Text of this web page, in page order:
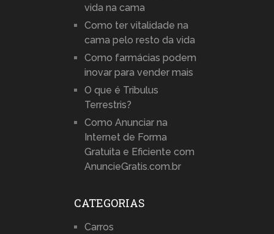
vida na cama
Como ter vitalidade na
cama pelo resto da vida
Como farmácias podem
inovar para vender mais
O que é Tribulus
Terrestris?
Como Anunciar na
Internet de Forma
Gratuita e Eficiente com
AnuncieGratis.com.br
CATEGORIAS
Carros